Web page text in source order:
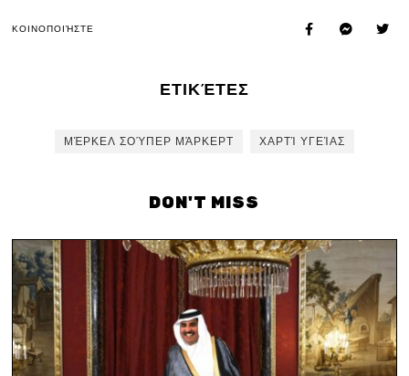
ΚΟΙΝΟΠΟΙΉΣΤΕ
ΕΤΙΚΈΤΕΣ
ΜΈΡΚΕΛ ΣΟΎΠΕΡ ΜΆΡΚΕΡΤ ΧΑΡΤΊ ΥΓΕΊΑΣ
DON'T MISS